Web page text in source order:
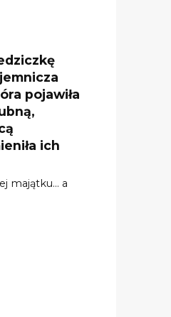
pojawiła
ich
majątku… a